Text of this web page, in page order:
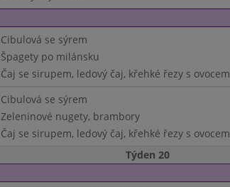
Cibulová se sýrem
Špagety po milánsku
Čaj se sirupem, ledový čaj, křehké řezy s ovocem
Cibulová se sýrem
Zeleninové nugety, brambory
Čaj se sirupem, ledový čaj, křehké řezy s ovocem
Týden 20